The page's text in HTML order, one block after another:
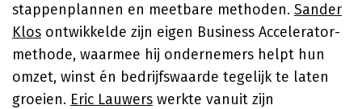
stappenplannen en meetbare methoden. Sander
Klos ontwikkelde zijn eigen Business Accelerator-
methode, waarmee hij ondernemers helpt hun
omzet, winst én bedrijfswaarde tegelijk te laten
groeien. Eric Lauwers werkte vanuit zijn